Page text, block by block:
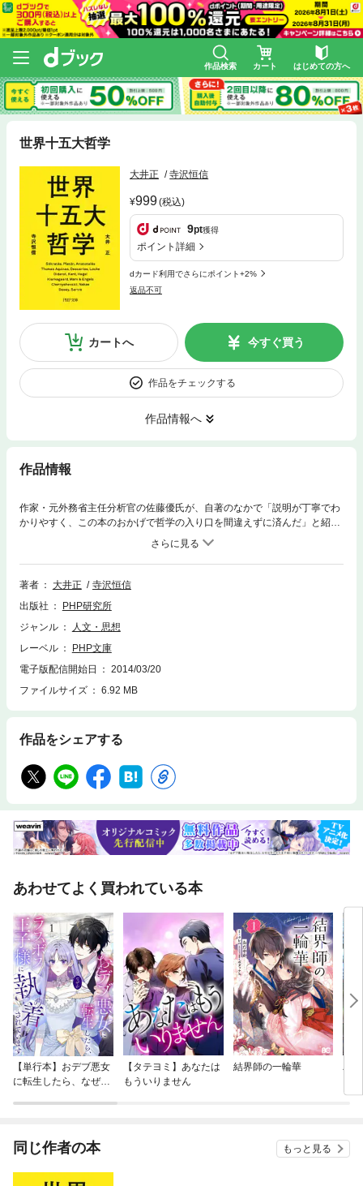
作品検索 カート はじめての方へ
世界十五大哲学
大井正 寺沢恒信
999(税込)
9pt獲得
ポイント詳細
dカード利用でさらにポイント+2%
返品不可
カートへ 今すぐ買う
作品をチェックする
作品情報へ
作品情報
作家・元外務省主任分析官の佐藤優氏が、自著のなかで「説明が丁寧でわ
かりやすく、この本のおかげで哲学の入り口を間違えずに済んだ」と紹
介。以来、入手困難な稀覯書として注目を集めていた名著を復刊。ソクラ
テス、プラトンから、デカルト、カント、ヘーゲル、そしてマルクス、サ
ルトルまで。哲学史に多大な影響を与えた15人の大哲学者の思想、生涯、
著作、時代背景を平易に解説。西洋哲学の歴史がわかる「第一編 哲学思
思考法が1冊で身に付く、哲学入門書の決定版！ また、知る人ぞ知るロ
シアの哲学者・チェルヌィシェフスキーについて1章をさいて解説してい
て、その前後とその背後の時代思潮をつかむことができるように留意し
た。こうすることによってはじめて、15人のべつべつな哲学者としてでは
ことができよう。さらに、哲学というものの概要、哲学の短い歴史、哲学
たつもりである」（本書「序」より抜粋）「実は、この本は、私が初めて
いて、書き込みをしたので、ぼろぼろになってしまった。今回、解説を書
くために本書を再読した。現在の水準で考えても、素晴らしい入門書と思
著者 大井正
寺沢恒信
出版社
PHP研究所
ジャンル
人文・思想
レーベル
PHP文庫
電子版配信開始日
2014/03/20
ファイルサイズ
6.92 MB
作品をシェアする
あわせてよく買われている本
【単行本】おデブ悪女
に転生したら、なぜか
【タテヨミ】あなたは
もういりません
結界師の一輪華
バ
今
同じ作者の本 もっと見る